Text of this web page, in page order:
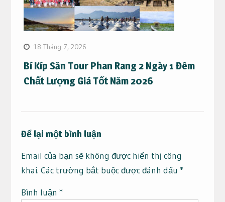
18 Tháng 7, 2026
Bí Kíp Săn Tour Phan Rang 2 Ngày 1 Đêm
Chất Lượng Giá Tốt Năm 2026
Để lại một bình luận
Email của bạn sẽ không được hiển thị công
khai. Các trường bắt buộc được đánh dấu *
Bình luận *